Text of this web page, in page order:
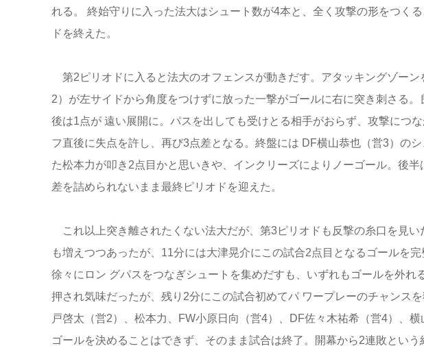
れる。 終始守りに入った法大はシュート数が4本と、全く攻撃の形をつく
ドを終えた。
第2ピリオドに入ると法大のオフェンスが動きだす。アタッキングゾーン
2）が左サイドから角度をつけずに放った一撃がゴールに右に突き刺さる
後は1点が 遠い展開に。パスを出しても受けとる相手がおらず、攻撃につ
フ直後に失点を許し、再び3点差となる。終盤には DF横山恭也（営3）の
た松本力が叩き2点目かと思いきや、インクリーズに よりノーゴール。後半
差を詰められないまま最終ピリオドを迎えた。
これ以上突き離されたくない法大だが、第3ピリオドも反撃の糸口を見い
も増えつつあったが、11分には大津晃介にこの試合2点目となるゴールを
徐々にロン グパスをつなぎシュートを集めだすも、いずれもゴールを外れ
押され気味だったが、残り2分にこの試合初めてパ ワープレーのチャンス
戸啓太（営2）、松本力、FW小原日向（営4）、DF佐々木祐希（営4）、
ゴールを決めることはできず、そのまま試合は終了。開幕から2連敗という